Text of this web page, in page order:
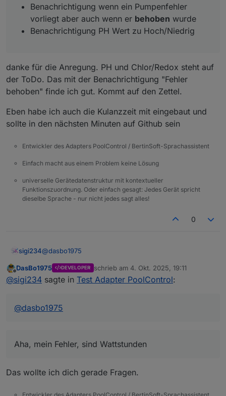
Benachrichtigung wenn ein Pumpenfehler
vorliegt aber auch wenn er behoben wurde
Benachrichtigung PH Wert zu Hoch/Niedrig
danke für die Anregung. PH und Chlor/Redox steht auf
der ToDo. Das mit der Benachrichtigung "Fehler
behoben" finde ich gut. Kommt auf den Zettel.
Eben habe ich auch die Kulanzzeit mit eingebaut und
sollte in den nächsten Minuten auf Github sein
Entwickler des Adapters PoolControl / BertinSoft-Sprachassistent
Einfach macht aus einem Problem keine Lösung
universelle Gerätedatenstruktur mit kontextueller
Funktionszuordnung. Oder einfach gesagt: Jedes Gerät spricht
dieselbe Sprache - nur nicht jedes sagt alles!
0
sigi234@dasbo1975
Die Berechnung kommt mir noch nicht Schlüssig vor:
Offline
DasBo1975 DEVELOPER schrieb am 4. Okt. 2025, 19:11
zuletzt editiert von
@sigi234 sagte in Test Adapter PoolControl:
@dasbo1975
Aha, mein Fehler, sind Wattstunden
Das wollte ich dich gerade Fragen.